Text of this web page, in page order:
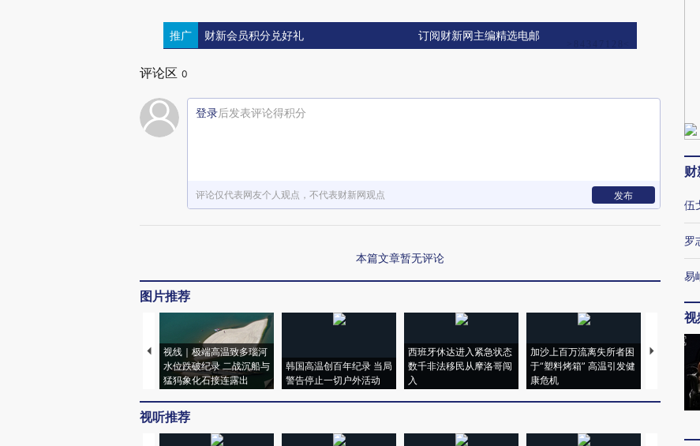
推广 财新会员积分兑好礼 订阅财新网主编精选电邮
评论区 0
登录后发表评论得积分
评论仅代表网友个人观点，不代表财新网观点 发布
本篇文章暂无评论
图片推荐
视线｜极端高温致多瑙河
水位跌破纪录 二战沉船与
猛犸象化石接连露出
韩国高温创百年纪录 当局
警告停止一切户外活动
西班牙休达进入紧急状态
数千非法移民从摩洛哥闯
入
加沙上百万流离失所者困
于“塑料烤箱” 高温引发健
康危机
马航飞行
粒摇头丸
视听推荐
伍
罗
易
视